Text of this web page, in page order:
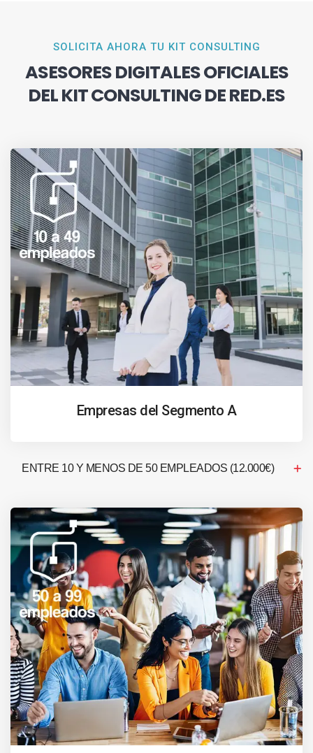
SOLICITA AHORA TU KIT CONSULTING
ASESORES DIGITALES OFICIALES
DEL KIT CONSULTING DE RED.ES
Empresas del Segmento A
ENTRE 10 Y MENOS DE 50 EMPLEADOS (12.000€)